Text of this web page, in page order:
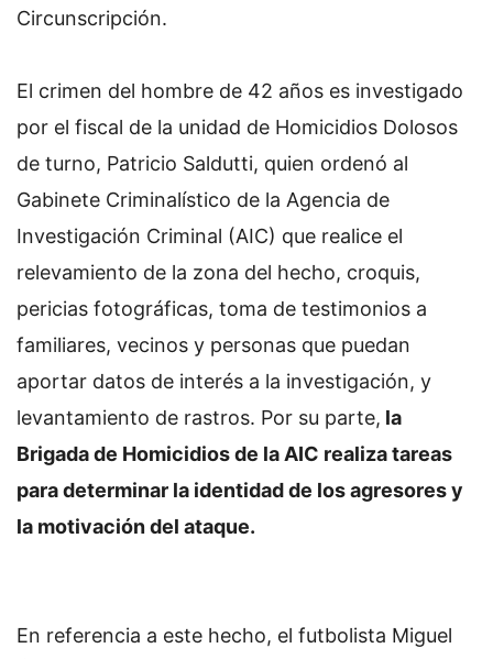
Circunscripción.
El crimen del hombre de 42 años es investigado
por el fiscal de la unidad de Homicidios Dolosos
de turno, Patricio Saldutti, quien ordenó al
Gabinete Criminalístico de la Agencia de
Investigación Criminal (AIC) que realice el
relevamiento de la zona del hecho, croquis,
pericias fotográficas, toma de testimonios a
familiares, vecinos y personas que puedan
aportar datos de interés a la investigación, y
levantamiento de rastros. Por su parte, la
Brigada de Homicidios de la AIC realiza tareas
para determinar la identidad de los agresores y
la motivación del ataque.
En referencia a este hecho, el futbolista Miguel